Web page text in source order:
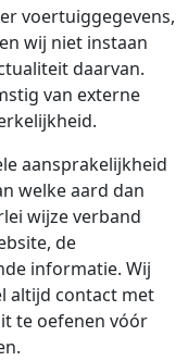
voertuiggegevens,
wij niet instaan
daarvan.
van externe
aansprakelijkheid
welke aard dan
wijze verband
de
informatie. Wij
altijd contact met
te oefenen vóór